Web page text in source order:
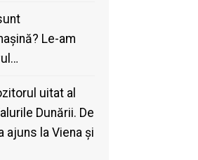
Le-am
uitat al
Dunării. De
ajuns la Viena și